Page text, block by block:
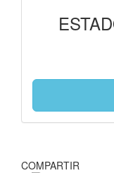
COMPARTIR